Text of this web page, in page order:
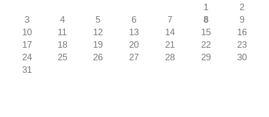
1
2
3
4 5 6 7 8
9
10
11 12 13 14 15
16
17
18 19 20 21 22
23
24
25 26 27 28 29
30
31